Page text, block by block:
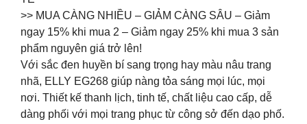
>> MUA CÀNG NHIỀU – GIẢM CÀNG SÂU – Giảm
ngay 15% khi mua 2 – Giảm ngay 25% khi mua 3 sản
phẩm nguyên giá trở lên!
Với sắc đen huyền bí sang trọng hay màu nâu trang
nhã, ELLY EG268 giúp nàng tỏa sáng mọi lúc, mọi
nơi. Thiết kế thanh lịch, tinh tế, chất liệu cao cấp, dễ
dàng phối với mọi trang phục từ công sở đến dạo phố.